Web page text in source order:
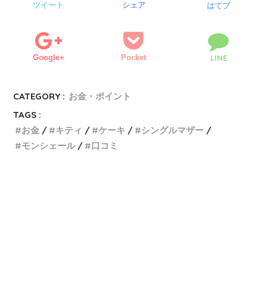
ツイート シェア はてブ
Google+ Pocket LINE
CATEGORY : お金・ポイント
TAGS :
お金
キティ ケーキ
シングルマザー
モンシェール
口コミ